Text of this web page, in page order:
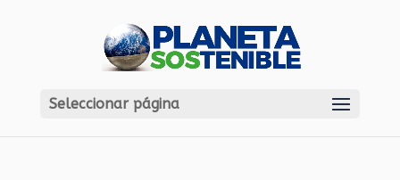
Seleccionar página